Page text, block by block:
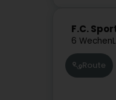
F.C.
6 Wechen
Route